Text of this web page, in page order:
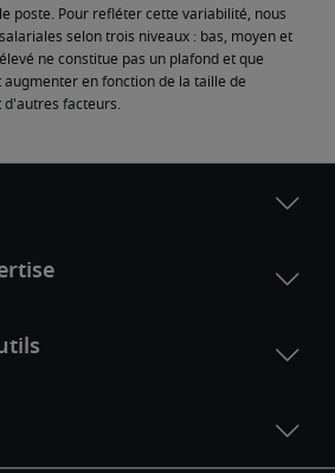
poste. Pour refléter cette variabilité, nous
selon trois niveaux : bas, moyen et
ne constitue pas un plafond et que
en fonction de la taille de
d'autres facteurs.